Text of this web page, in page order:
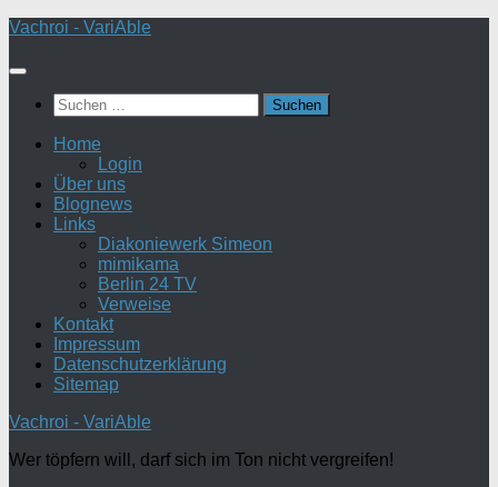
Zum
springen
Vachroi - VariAble
Suchen
nach:
Home
Login
Über uns
Blognews
Links
Diakoniewerk Simeon
mimikama
Berlin 24 TV
Verweise
Kontakt
Impressum
Datenschutzerklärung
Sitemap
Vachroi - VariAble
Wer töpfern will, darf sich im Ton nicht vergreifen!